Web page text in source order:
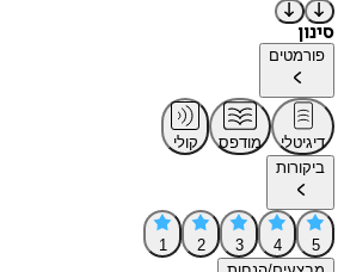
סינון
פורמטים
דיגיטלי מודפס
קולי
ביקורות
5
4
3
2
1